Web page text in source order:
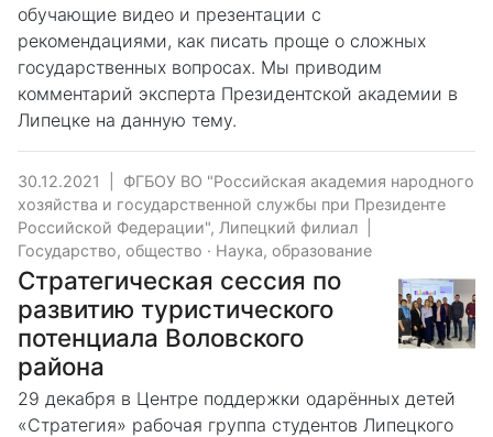
обучающие видео и презентации с
рекомендациями, как писать проще о сложных
государственных вопросах. Мы приводим
комментарий эксперта Президентской академии в
Липецке на данную тему.
30.12.2021
ФГБОУ ВО "Российская академия народного
хозяйства и государственной службы при Президенте
Российской Федерации", Липецкий филиал
Государство, общество · Наука, образование
Стратегическая сессия по
развитию туристического
потенциала Воловского
района
29 декабря в Центре поддержки одарённых детей
«Стратегия» рабочая группа студентов Липецкого